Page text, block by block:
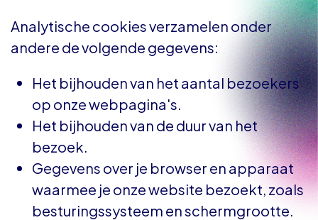
Analytische cookies verzamelen onder
andere de volgende gegevens:
Het bijhouden van het aantal bezoekers
op onze webpagina's.
Het bijhouden van de duur van het
bezoek.
Gegevens over je browser en apparaat
waarmee je onze website bezoekt, zoals
besturingssysteem en schermgrootte.